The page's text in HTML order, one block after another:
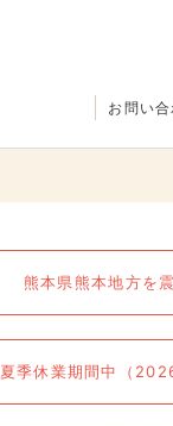
お問い合
熊本県熊本地方を
夏季休業期間中（